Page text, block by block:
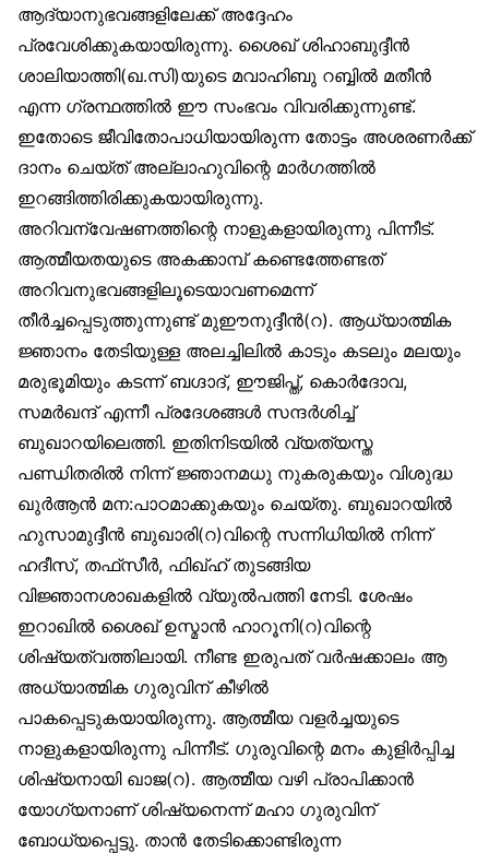
ആദ്യാനുഭവങ്ങളിലേക്ക് അദ്ദേഹം
പ്രവേശിക്കുകയായിരുന്നു. ശൈഖ് ശിഹാബുദ്ദീൻ
ശാലിയാത്തി(ഖ.സി)യുടെ മവാഹിബു റബ്ബിൽ മതീൻ
എന്ന ഗ്രന്ഥത്തിൽ ഈ സംഭവം വിവരിക്കുന്നുണ്ട്.
ഇതോടെ ജീവിതോപാധിയായിരുന്ന തോട്ടം അശരണർക്ക്
ദാനം ചെയ്ത് അല്ലാഹുവിന്റെ മാർഗത്തിൽ
ഇറങ്ങിത്തിരിക്കുകയായിരുന്നു.
അറിവന്വേഷണത്തിന്റെ നാളുകളായിരുന്നു പിന്നീട്.
ആത്മീയതയുടെ അകക്കാമ്പ് കണ്ടെത്തേണ്ടത്
അറിവനുഭവങ്ങളിലൂടെയാവണമെന്ന്
തീർച്ചപ്പെടുത്തുന്നുണ്ട് മുഈനുദ്ദീൻ(റ). ആധ്യാത്മിക
ജ്ഞാനം തേടിയുള്ള അലച്ചിലിൽ കാടും കടലും മലയും
മരുഭൂമിയും കടന്ന് ബഗ്ദാദ്, ഈജിപ്ത്, കൊർദോവ,
സമർഖന്ദ് എന്നീ പ്രദേശങ്ങൾ സന്ദർശിച്ച്
ബുഖാറയിലെത്തി. ഇതിനിടയിൽ വ്യത്യസ്ത
പണ്ഡിതരിൽ നിന്ന് ജ്ഞാനമധു നുകരുകയും വിശുദ്ധ
ഖുർആൻ മന:പാഠമാക്കുകയും ചെയ്തു. ബുഖാറയിൽ
ഹുസാമുദ്ദീൻ ബുഖാരി(റ)വിന്റെ സന്നിധിയിൽ നിന്ന്
ഹദീസ്, തഫ്‌സീർ, ഫിഖ്ഹ് തുടങ്ങിയ
വിജ്ഞാനശാഖകളിൽ വ്യുൽപത്തി നേടി. ശേഷം
ഇറാഖിൽ ശൈഖ് ഉസ്മാൻ ഹാറൂനി(റ)വിന്റെ
ശിഷ്യത്വത്തിലായി. നീണ്ട ഇരുപത് വർഷക്കാലം ആ
അധ്യാത്മിക ഗുരുവിന് കീഴിൽ
പാകപ്പെടുകയായിരുന്നു. ആത്മീയ വളർച്ചയുടെ
നാളുകളായിരുന്നു പിന്നീട്. ഗുരുവിന്റെ മനം കുളിർപ്പിച്ച
ശിഷ്യനായി ഖാജ(റ). ആത്മീയ വഴി പ്രാപിക്കാൻ
യോഗ്യനാണ് ശിഷ്യനെന്ന് മഹാ ഗുരുവിന്
ബോധ്യപ്പെട്ടു. താൻ തേടിക്കൊണ്ടിരുന്ന